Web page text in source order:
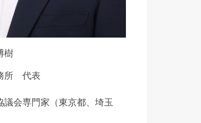
樹
所 代表
議会専門家（東京都、埼玉